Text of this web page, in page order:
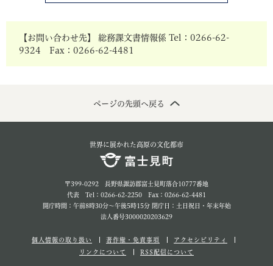
【お問い合わせ先】 総務課文書情報係 Tel：0266-62-
9324 Fax：0266-62-4481
ページの先頭へ戻る
世界に展かれた高原の文化都市
〒399-0292 長野県諏訪郡富士見町落合10777番地
代表 Tel：0266-62-2250 Fax：0266-62-4481
開庁時間：午前8時30分～午後5時15分 閉庁日：土日祝日・年末年始
法人番号3000020203629
個人情報の取り扱い 著作権・免責事項
アクセシビリティ
リンクについて
RSS配信について